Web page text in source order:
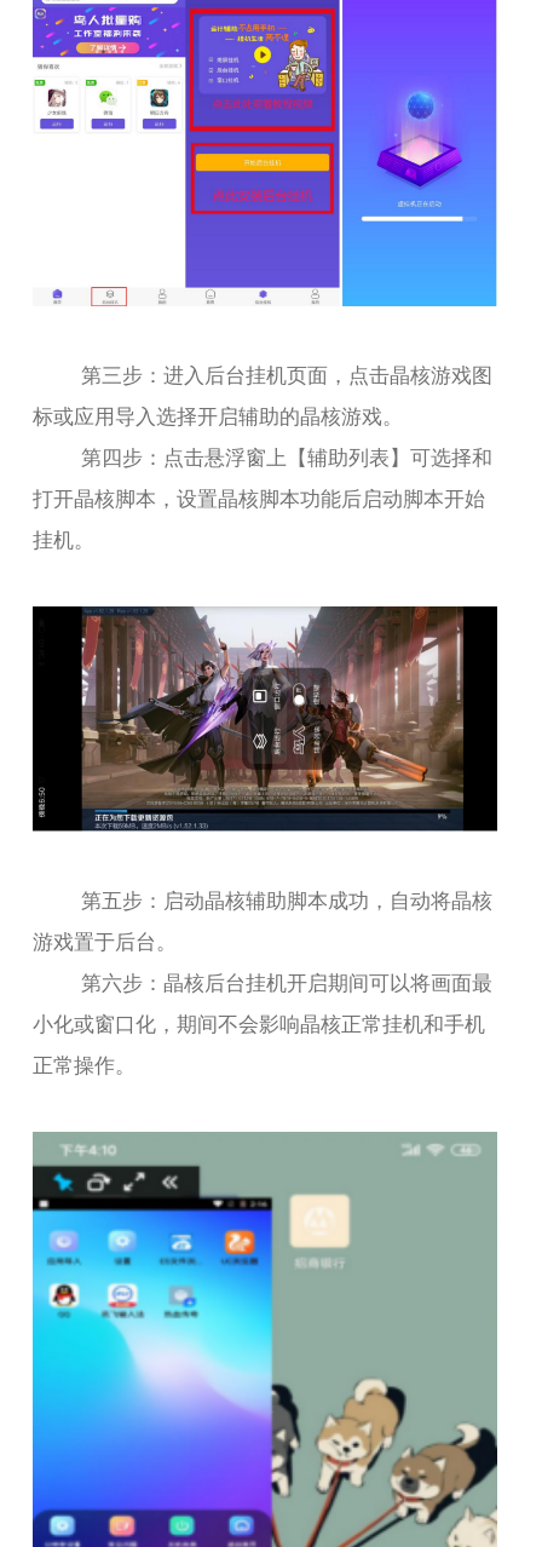
第三步：进入后台挂机页面，点击晶核游戏图
标或应用导入选择开启辅助的晶核游戏。
第四步：点击悬浮窗上【辅助列表】可选择和
打开晶核脚本，设置晶核脚本功能后启动脚本开始
挂机。
第五步：启动晶核辅助脚本成功，自动将晶核
游戏置于后台。
第六步：晶核后台挂机开启期间可以将画面最
小化或窗口化，期间不会影响晶核正常挂机和手机
正常操作。